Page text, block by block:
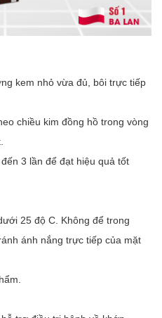
kem nhỏ vừa đủ, bôi trực tiếp
chiều kim đồng hồ trong vòng
3 lần để đạt hiệu quả tốt
25 độ C. Không để trong
ánh nắng trực tiếp của mặt